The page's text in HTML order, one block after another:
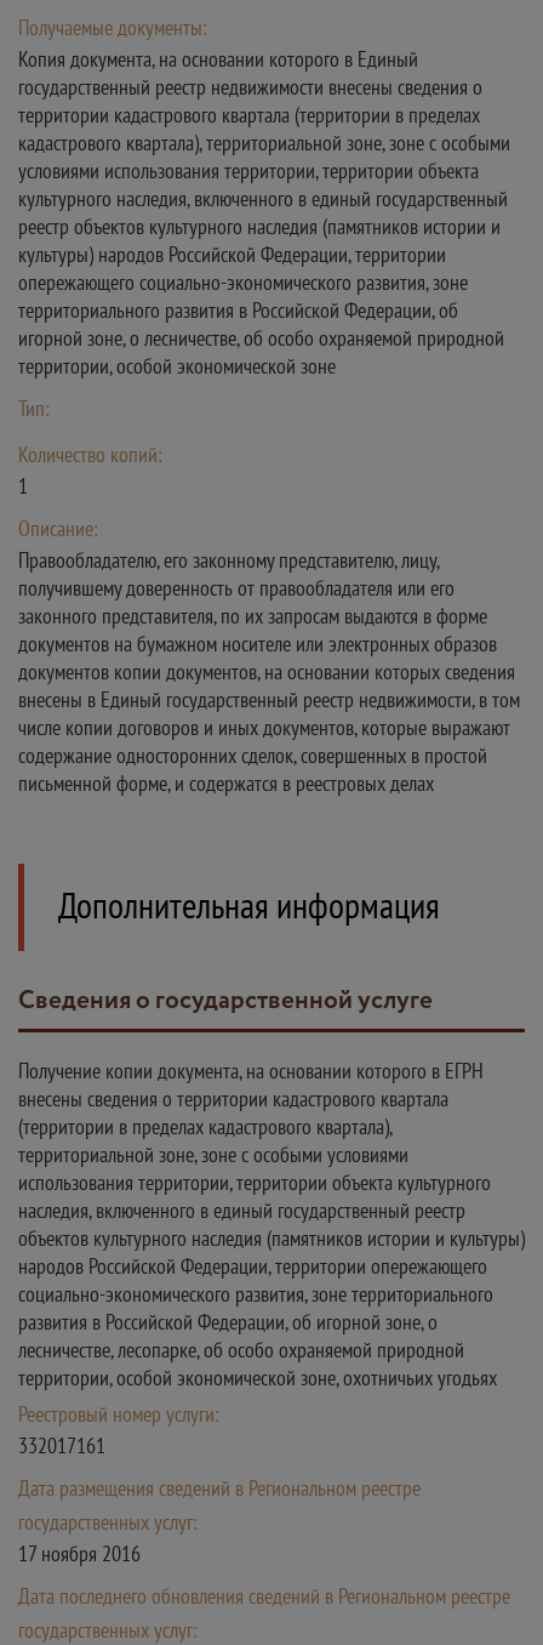
Получаемые документы:
Копия документа, на основании которого в Единый
государственный реестр недвижимости внесены сведения о
территории кадастрового квартала (территории в пределах
кадастрового квартала), территориальной зоне, зоне с особыми
условиями использования территории, территории объекта
культурного наследия, включенного в единый государственный
реестр объектов культурного наследия (памятников истории и
культуры) народов Российской Федерации, территории
опережающего социально-экономического развития, зоне
территориального развития в Российской Федерации, об
игорной зоне, о лесничестве, об особо охраняемой природной
территории, особой экономической зоне
Тип:
Количество копий:
1
Описание:
Правообладателю, его законному представителю, лицу,
получившему доверенность от правообладателя или его
законного представителя, по их запросам выдаются в форме
документов на бумажном носителе или электронных образов
документов копии документов, на основании которых сведения
внесены в Единый государственный реестр недвижимости, в том
числе копии договоров и иных документов, которые выражают
содержание односторонних сделок, совершенных в простой
письменной форме, и содержатся в реестровых делах
Дополнительная информация
Сведения о государственной услуге
Получение копии документа, на основании которого в ЕГРН
внесены сведения о территории кадастрового квартала
(территории в пределах кадастрового квартала),
территориальной зоне, зоне с особыми условиями
использования территории, территории объекта культурного
наследия, включенного в единый государственный реестр
объектов культурного наследия (памятников истории и культуры)
народов Российской Федерации, территории опережающего
социально-экономического развития, зоне территориального
развития в Российской Федерации, об игорной зоне, о
лесничестве, лесопарке, об особо охраняемой природной
территории, особой экономической зоне, охотничьих угодьях
Реестровый номер услуги:
332017161
Дата размещения сведений в Региональном реестре
государственных услуг:
17 ноября 2016
Дата последнего обновления сведений в Региональном реестре
государственных услуг: